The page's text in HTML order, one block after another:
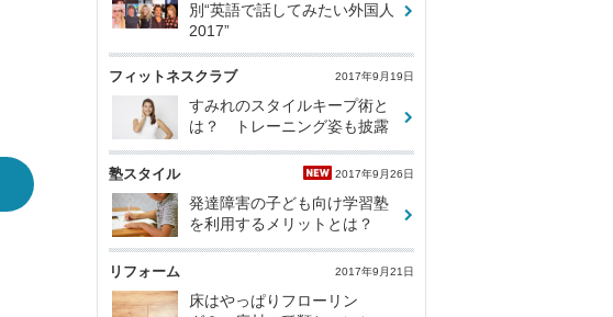
別“英語で話してみたい外国人
2017”
フィットネスクラブ 2017年9月19日
すみれのスタイルキープ術と
は？ トレーニング姿も披露
塾スタイル 2017年9月26日
発達障害の子ども向け学習塾
を利用するメリットとは？
リフォーム 2017年9月21日
床はやっぱりフローリン